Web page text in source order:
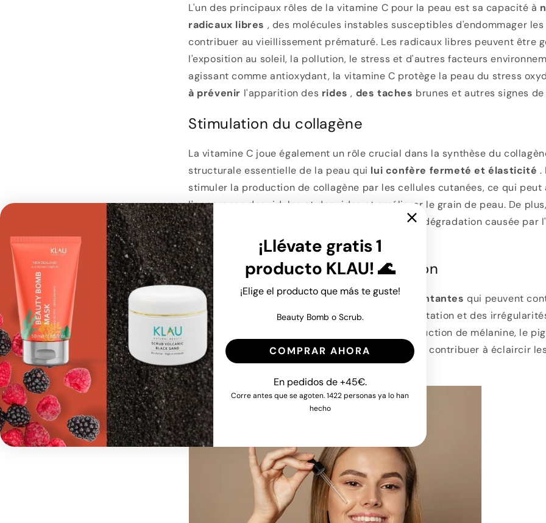
L'un des principaux rôles de la vitamine C pour la peau est sa capacité à
radicaux libres , des molécules instables susceptibles d'endommager
contribuer au vieillissement prématuré. Les radicaux libres peuvent être
l'exposition au soleil, la pollution, le stress et d'autres facteurs
agissant comme antioxydant, la vitamine C protège la peau du stress
à prévenir l'apparition des rides , des taches brunes et autres signes
Stimulation du collagène
La vitamine C joue également un rôle crucial dans la synthèse du
structurale essentielle de la peau qui lui confère fermeté et élasticité .
stimuler la production de collagène par les cellules cutanées, ce qui peut
l'apparence des ridules et des rides et améliorer le grain de peau. De
peut aider à protéger le collagène existant de la dégradation causée par
soleil et d'autres facteurs environnementaux.
Éclaircissement de la pigmentation
La vitamine C possèdedes propriétés dépigmentantes qui peuvent
l'apparence des taches brunes, de l'hyperpigmentation et des
pigmentation cutanée. Elle aide à inhiber la production de mélanine, le
responsable de la couleur de la peau, ce qui peut contribuer à éclaircir
existantes et à prévenir l'apparition de nouvelles.
¡Llévate gratis 1
producto KLAU! 🌊
¡Elige el producto que más te guste!
Beauty Bomb o Scrub.
COMPRAR AHORA
En pedidos de +45€.
Corre antes que se agoten. 1422 personas ya lo han
hecho